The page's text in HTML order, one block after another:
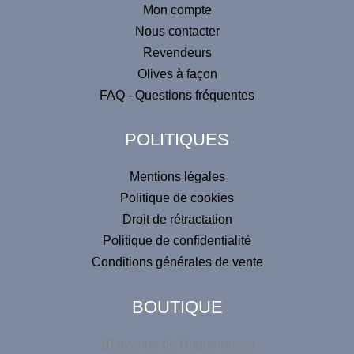
Mon compte
Nous contacter
Revendeurs
Olives à façon
FAQ - Questions fréquentes
POLITIQUES
Mentions légales
Politique de cookies
Droit de rétractation
Politique de confidentialité
Conditions générales de vente
BOUTIQUE
10 avenue de Roquerousse